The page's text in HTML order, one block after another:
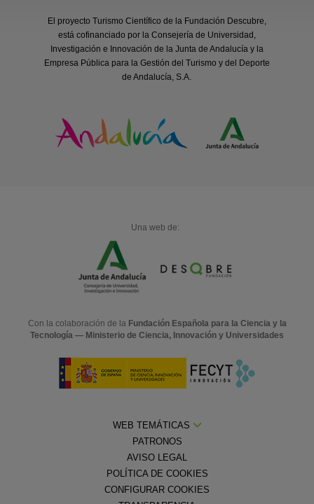
El proyecto Turismo Científico de la Fundación Descubre,
está cofinanciado por la Consejería de Universidad,
Investigación e Innovación de la Junta de Andalucía y la
Empresa Pública para la Gestión del Turismo y del Deporte
de Andalucía, S.A.
Una web de:
Con la colaboración de la Fundación Española para la Ciencia y la
Tecnología — Ministerio de Ciencia, Innovación y Universidades
WEB TEMÁTICAS
PATRONOS
AVISO LEGAL
POLÍTICA DE COOKIES
CONFIGURAR COOKIES